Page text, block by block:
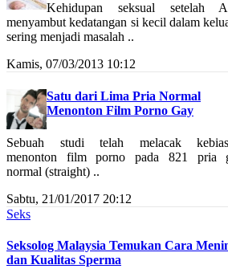
Kehidupan seksual setelah
menyambut kedatangan si kecil dalam
sering menjadi masalah ..
Kamis, 07/03/2013 10:12
Satu dari Lima Pria Normal
Menonton Film Porno Gay
Sebuah studi telah melacak
menonton film porno pada 821 pria
normal (straight) ..
Sabtu, 21/01/2017 20:12
Seks
Seksolog Malaysia Temukan Cara
dan Kualitas Sperma